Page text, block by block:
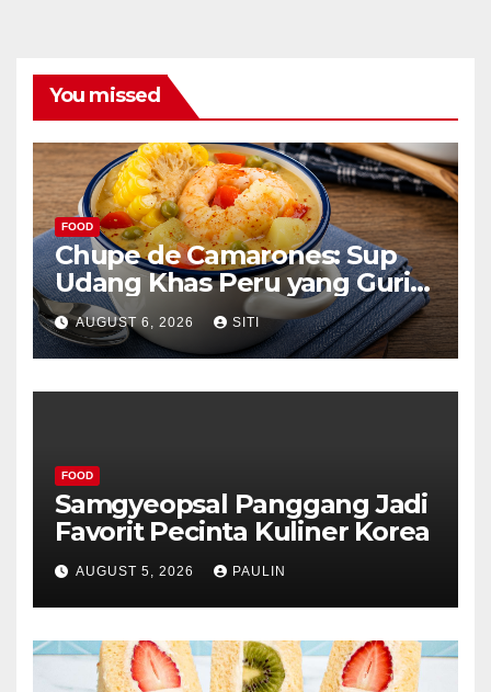
You missed
FOOD
Chupe de Camarones: Sup
Udang Khas Peru yang Gurih
Lezat
AUGUST 6, 2026 SITI
FOOD
Samgyeopsal Panggang Jadi
Favorit Pecinta Kuliner Korea
AUGUST 5, 2026 PAULIN